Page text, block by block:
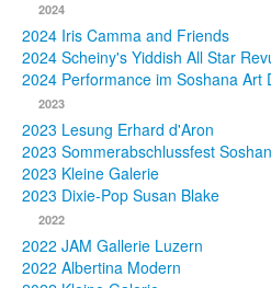
& Projekte
Presse
2024
2024 Iris Camma and Friends
2024 Scheiny's Yiddish All Star
2024 Performance im Soshana Art
2023
2023 Lesung Erhard d'Aron
2023 Sommerabschlussfest
2023 Kleine Galerie
2023 Dixie-Pop Susan Blake
2022
2022 JAM Gallerie Luzern
2022 Albertina Modern